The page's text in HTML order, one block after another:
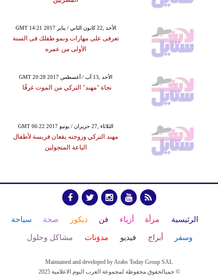
GMT 14:21 2017 الأحد ,22 كانون الثاني / يناير
تعرفى على مهارات ونمو طفلك فى السنة
الأولى من عمره
GMT 20:28 2017 الأحد ,13 آب / أغسطس
نجاة "مهند" التركي من الموت غرقًا
GMT 06:22 2017 الثلاثاء ,27 حزيران / يونيو
مهند التركي وزوجته يقعان فريسة لأطفال
الباعة المتجولين
الرئيسية مرأة أزياء فن ديكور صحة سياحة
وسفر أبراج فيديو مدوَنات مشاكل وحلول
Maintained and developed by Arabs Today Group SAL
جميالحقوق محفوظة لمجموعة العرب اليوم الاعلامية 2025 ©